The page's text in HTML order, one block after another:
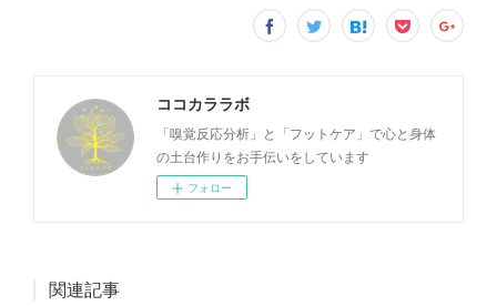
ココカララボ
「嗅覚反応分析」と「フットケア」で心と身体
の土台作りをお手伝いをしています
フォロー
関連記事